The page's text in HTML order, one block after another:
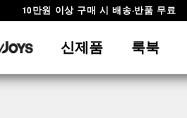
10만원 이상 구매 시 배송·반품 무료
신제품 룩북